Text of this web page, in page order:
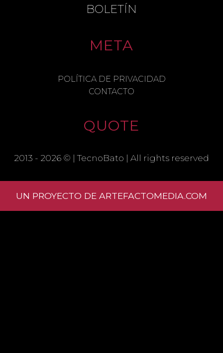
WEBSITE IN THIS BROWSER FOR THE
NEXT TIME I COMMENT.
Learn
BOLETÍN
META
POLÍTICA DE PRIVACIDAD
CONTACTO
QUOTE
2013 - 2026 © |TecnoBato | All rights reserved
UN PROYECTO DE ARTEFACTOMEDIA.COM